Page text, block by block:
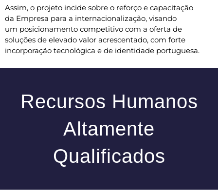
Assim, o projeto incide sobre o reforço e capacitação
da Empresa para a internacionalização, visando
um posicionamento competitivo com a oferta de
soluções de elevado valor acrescentado, com forte
incorporação tecnológica e de identidade portuguesa.
Recursos Humanos
Altamente
Qualificados